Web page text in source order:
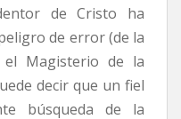
de Cristo ha
de error (de la
el Magisterio de la
decir que un fiel
búsqueda de la